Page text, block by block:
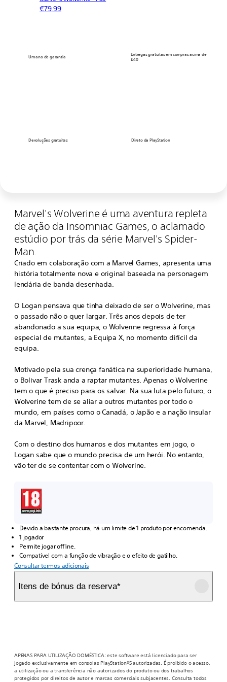
Marvel's Wolverine é uma aventura repleta
de ação da Insomniac Games, o aclamado
estúdio por trás da série Marvel's Spider-
Man.
Criado em colaboração com a Marvel Games, apresenta uma
história totalmente nova e original baseada na personagem
lendária de banda desenhada.
O Logan pensava que tinha deixado de ser o Wolverine, mas
o passado não o quer largar. Três anos depois de ter
abandonado a sua equipa, o Wolverine regressa à força
especial de mutantes, a Equipa X, no momento difícil da
equipa.
Motivado pela sua crença fanática na superioridade humana,
o Bolivar Trask anda a raptar mutantes. Apenas o Wolverine
tem o que é preciso para os salvar. Na sua luta pelo futuro, o
Wolverine tem de se aliar a outros mutantes por todo o
mundo, em países como o Canadá, o Japão e a nação insular
da Marvel, Madripoor.
Com o destino dos humanos e dos mutantes em jogo, o
Logan sabe que o mundo precisa de um herói. No entanto,
vão ter de se contentar com o Wolverine.
Devido a bastante procura, há um limite de 1 produto por encomenda.
1 jogador
Permite jogar offline.
Compatível com a função de vibração e o efeito de gatilho.
Consultar termos adicionais
Itens de bónus da reserva*
€79,99
Um ano de garantia
Entregas gratuitas em compras acima de
£40
Devoluções gratuitas Direto da PlayStation
APENAS PARA UTILIZAÇÃO DOMÉSTICA: este software está licenciado para ser
jogado exclusivamente em consolas PlayStation®5 autorizadas. É proibido o acesso,
a utilização ou a transferência não autorizados do produto ou dos trabalhos
protegidos por direitos de autor e marcas comerciais subjacentes. Consulta todos